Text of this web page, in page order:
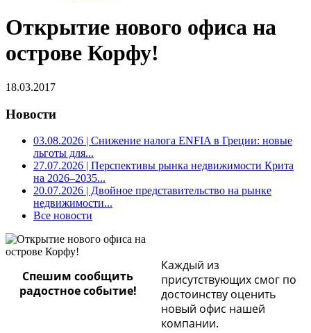
Открытие нового офиса на
острове Корфу!
18.03.2017
Новости
03.08.2026 | Снижение налога ENFIA в Греции: новые
льготы для...
27.07.2026 | Перспективы рынка недвижимости Крита
на 2026–2035...
20.07.2026 | Двойное представительство на рынке
недвижимости...
Все новости
Спешим сообщить
радостное событие!
Каждый из
присутствующих смог по
достоинству оценить
новый офис нашей
компании.